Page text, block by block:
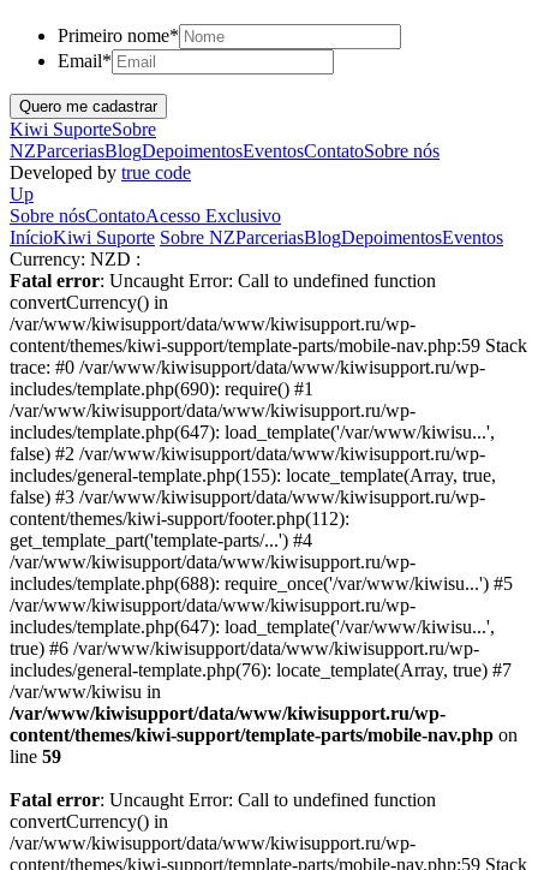
Primeiro nome*
Email*
Kiwi SuporteSobre
NZParceriasBlogDepoimentosEventosContatoSobre nós
Developed by true code
Up
Sobre nósContatoAcesso Exclusivo
InícioKiwi Suporte Sobre NZParceriasBlogDepoimentosEventos
Currency: NZD :
Fatal error: Uncaught Error: Call to undefined function
convertCurrency() in
/var/www/kiwisupport/data/www/kiwisupport.ru/wp-
content/themes/kiwi-support/template-parts/mobile-nav.php:59 Stack
trace: #0 /var/www/kiwisupport/data/www/kiwisupport.ru/wp-
includes/template.php(690): require() #1
/var/www/kiwisupport/data/www/kiwisupport.ru/wp-
includes/template.php(647): load_template('/var/www/kiwisu...',
false) #2 /var/www/kiwisupport/data/www/kiwisupport.ru/wp-
includes/general-template.php(155): locate_template(Array, true,
false) #3 /var/www/kiwisupport/data/www/kiwisupport.ru/wp-
content/themes/kiwi-support/footer.php(112):
get_template_part('template-parts/...') #4
/var/www/kiwisupport/data/www/kiwisupport.ru/wp-
includes/template.php(688): require_once('/var/www/kiwisu...') #5
/var/www/kiwisupport/data/www/kiwisupport.ru/wp-
includes/template.php(647): load_template('/var/www/kiwisu...',
true) #6 /var/www/kiwisupport/data/www/kiwisupport.ru/wp-
includes/general-template.php(76): locate_template(Array, true) #7
/var/www/kiwisu in
/var/www/kiwisupport/data/www/kiwisupport.ru/wp-
content/themes/kiwi-support/template-parts/mobile-nav.php on
line 59
Fatal error: Uncaught Error: Call to undefined function
convertCurrency() in
/var/www/kiwisupport/data/www/kiwisupport.ru/wp-
content/themes/kiwi-support/template-parts/mobile-nav.php:59 Stack